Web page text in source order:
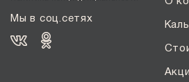
Мы в соц.сетях